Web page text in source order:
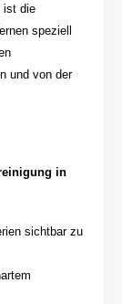
ist die
speziell
und von der
in
sichtbar zu